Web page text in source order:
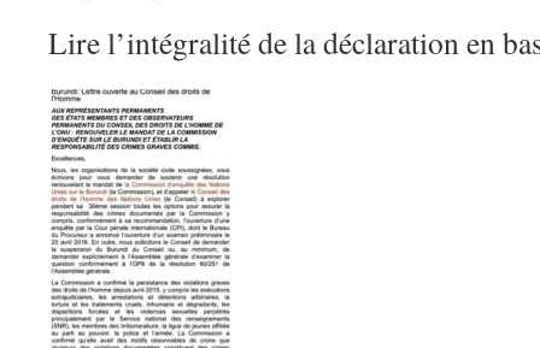
Lire l’intégralité de la déclaration en